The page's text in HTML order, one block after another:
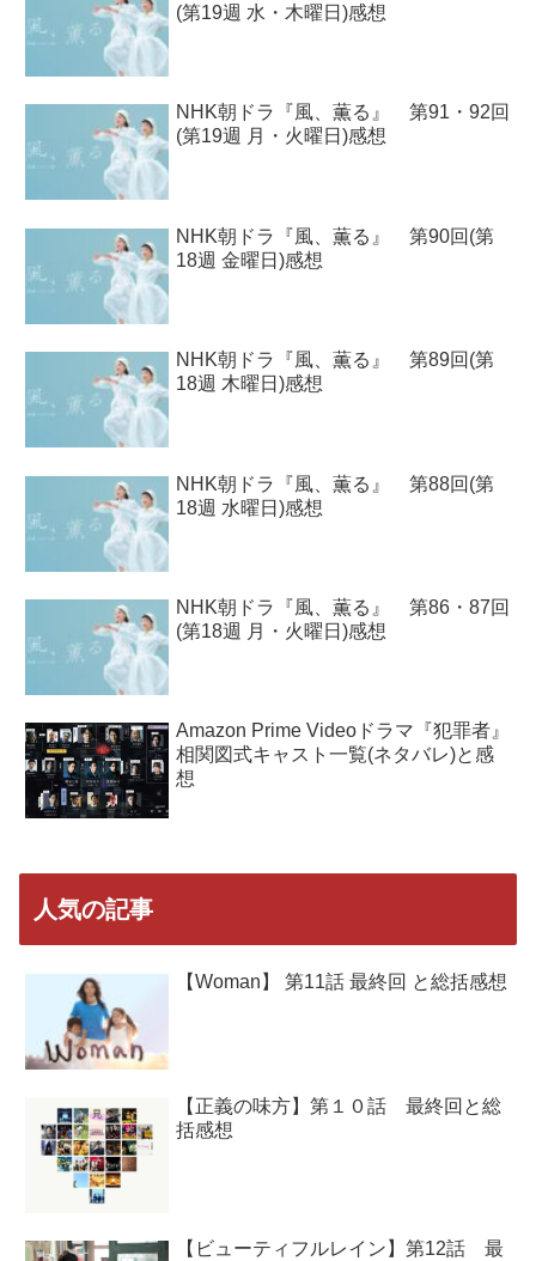
(第19週 水・木曜日)感想
NHK朝ドラ『風、薫る』 第91・92回
(第19週 月・火曜日)感想
NHK朝ドラ『風、薫る』 第90回(第
18週 金曜日)感想
NHK朝ドラ『風、薫る』 第89回(第
18週 木曜日)感想
NHK朝ドラ『風、薫る』 第88回(第
18週 水曜日)感想
NHK朝ドラ『風、薫る』 第86・87回
(第18週 月・火曜日)感想
Amazon Prime Videoドラマ『犯罪者』
相関図式キャスト一覧(ネタバレ)と感
想
人気の記事
【Woman】 第11話 最終回 と総括感想
【正義の味方】第１０話 最終回と総
括感想
【ビューティフルレイン】第12話 最